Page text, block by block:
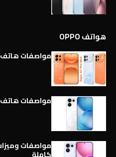
هواتف OPPO
مواصفات هاتف Oppo A7 Pro Max كاملة
مواصفات هاتف Oppo Reno 16 Pro 5G كاملة
كاملة